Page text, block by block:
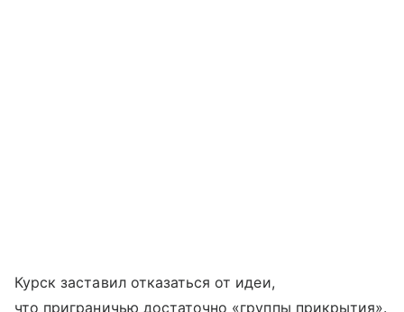
Курск заставил отказаться от идеи,
что приграничью достаточно «группы прикрытия».